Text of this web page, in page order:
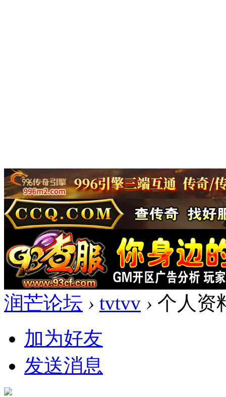
润芒论坛 › tvtvv › 个人资
加为好友
发送消息